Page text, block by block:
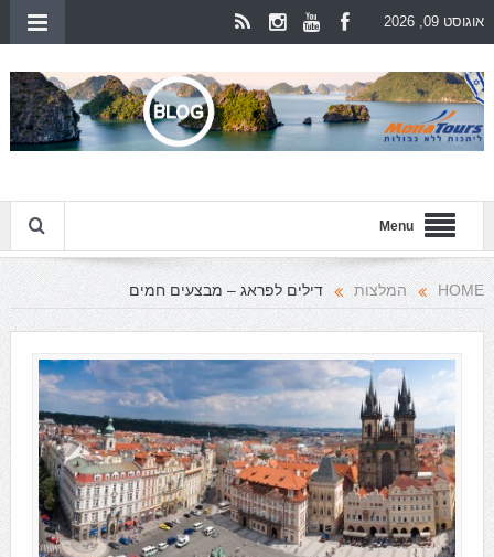
אוגוסט 09, 2026
Menu
HOME המלצות דילים לפראג – מבצעים חמים